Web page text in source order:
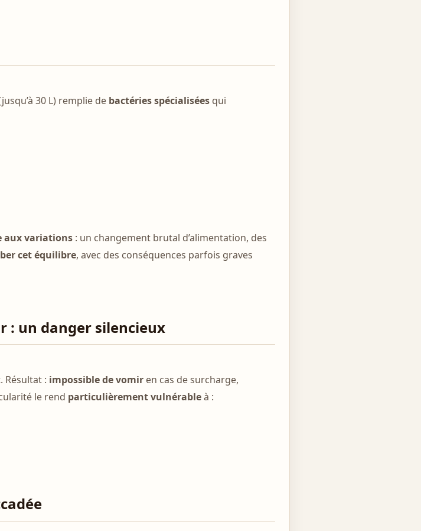
30 L) remplie de bactéries spécialisées qui
aux variations : un changement brutal d’alimentation, des
cet équilibre, avec des conséquences parfois graves
: un danger silencieux
Résultat : impossible de vomir en cas de surcharge,
le rend particulièrement vulnérableà :